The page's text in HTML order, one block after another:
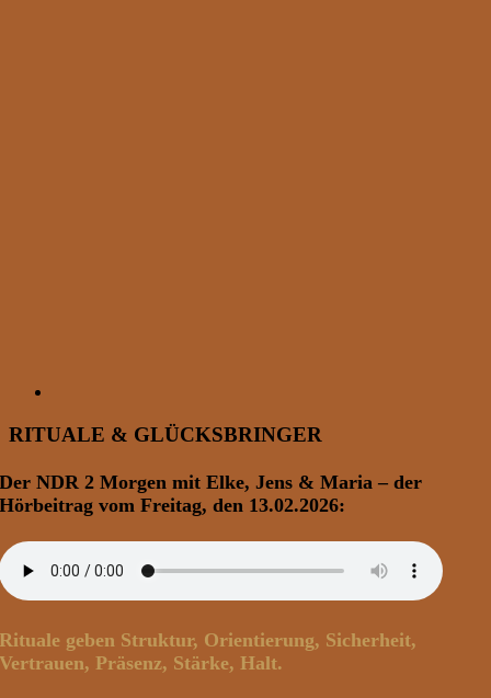
RITUALE & GLÜCKSBRINGER
Der NDR 2 Morgen mit Elke, Jens & Maria – der
Hörbeitrag vom Freitag, den 13.02.2026:
Rituale geben Struktur, Orientierung, Sicherheit,
Vertrauen, Präsenz, Stärke, Halt.